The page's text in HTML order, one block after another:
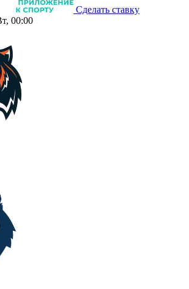
Сделать ставку
00:00